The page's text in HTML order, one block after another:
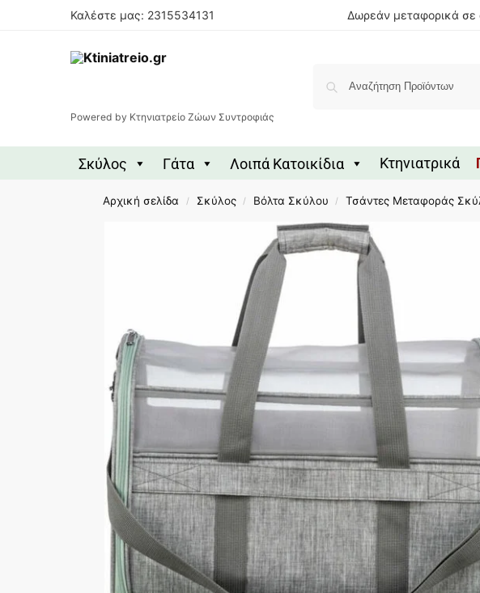
Καλέστε μας: 2315534131 Δωρεάν μεταφορικά σε
Powered by Κτηνιατρείο Ζώων Συντροφιάς
Σκύλος Γάτα Λοιπά Κατοικίδια Κτηνιατρικά
Αρχική σελίδα / Σκύλος / Βόλτα Σκύλου / Τσάντες Μεταφοράς